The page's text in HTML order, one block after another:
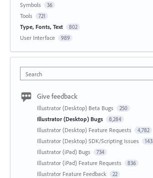
Symbols 36
Tools 721
Type, Fonts, Text 802
User Interface 989
Search
Give feedback
Illustrator (Desktop) Beta Bugs 250
Illustrator (Desktop) Bugs 8,284
Illustrator (Desktop) Feature Requests 4,782
Illustrator (Desktop) SDK/Scripting Issues 143
Illustrator (iPad) Bugs 734
Illustrator (iPad) Feature Requests 836
Illustrator Feature Feedback 22